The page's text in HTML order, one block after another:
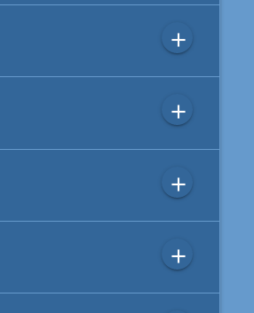
add
add
add
add